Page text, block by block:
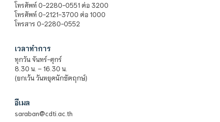
โทรศัพท์ 0-2280-0551 ต่อ 3200
โทรศัพท์ 0-2121-3700 ต่อ 1000
โทรสาร 0-2280-0552
เวลาทำการ
ทุกวัน จันทร์-ศุกร์
8.30 น. – 16.30 น.
(ยกเว้น วันหยุดนักขัตฤกษ์)
อีเมล
saraban@cdti.ac.th